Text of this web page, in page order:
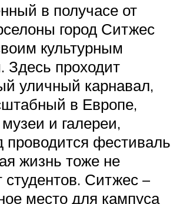
в получасе от
город Ситжес
культурным
Здесь проходит
уличный карнавал,
в Европе,
и галереи,
проводится фестиваль
жизнь тоже не
студентов. Ситжес –
место для кампуса